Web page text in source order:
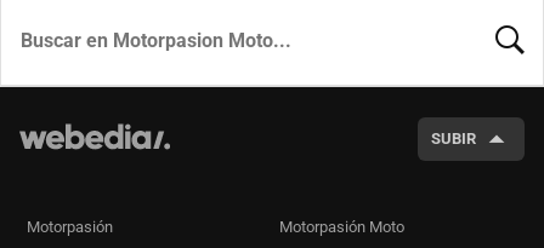
SUBIR
Motorpasión Motorpasión Moto